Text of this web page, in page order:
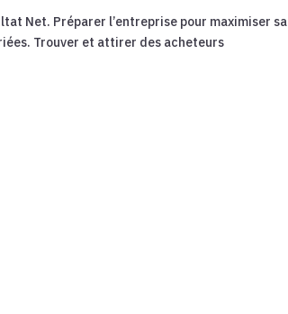
Net. Préparer l’entreprise pour maximiser sa
Trouver et attirer des acheteurs